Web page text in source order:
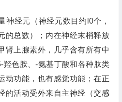
经元（神经元数目约l0个，
的总数）；内在神经末梢释放
肾上腺素外，几乎含有所有中
羟色胺、-氨基丁酸和各种肽类
动功能，也有感觉功能；在正
的活动受外来自主神经（交感